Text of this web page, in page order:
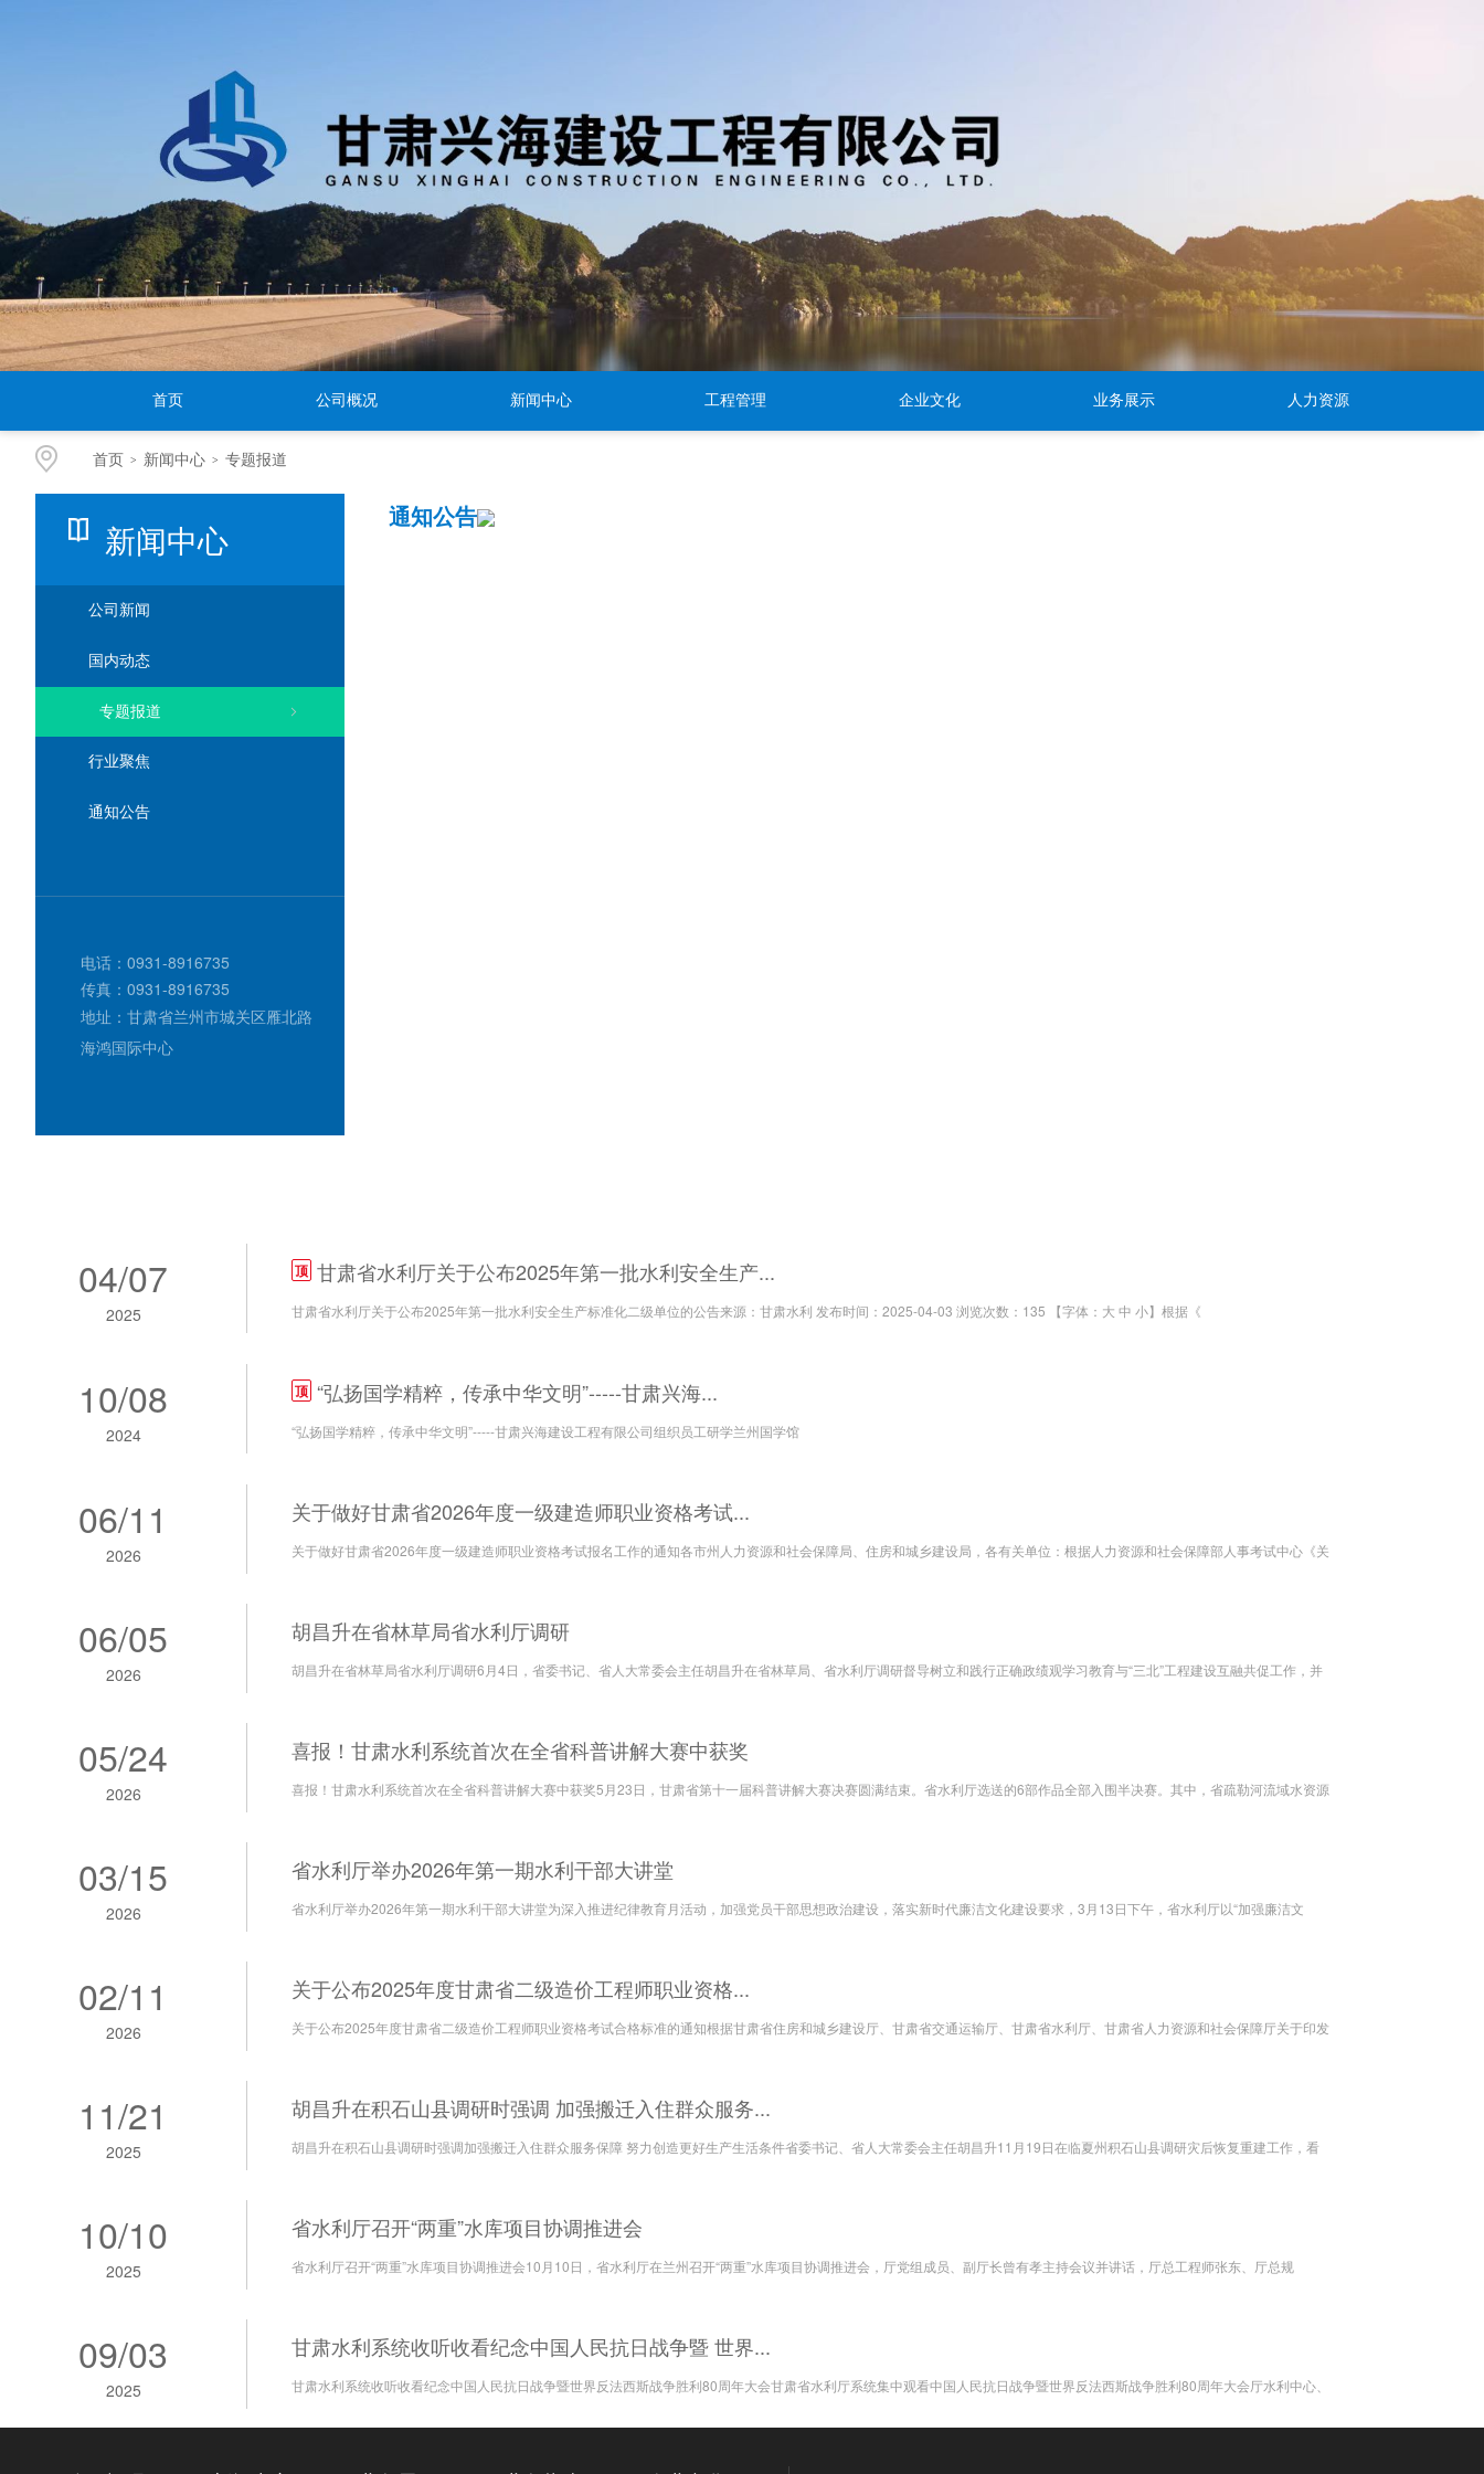
首页 公司概况 新闻中心 工程管理 企业文化 业务展示 人力资源
首页 > 新闻中心 > 专题报道
新闻中心
分类标题
公司新闻
国内动态
专题报道
行业聚焦
通知公告
电话：0931-8916735
传真：0931-8916735
地址：甘肃省兰州市城关区雁北路
海鸿国际中心
通知公告
04/07
2025
顶 甘肃省水利厅关于公布2025年第一批水利安全生产...
甘肃省水利厅关于公布2025年第一批水利安全生产标准化二级单位的公告来源：甘肃水利 发布时间：2025-04-03 浏览次数：135 【字体：大 中 小】根据《
10/08
2024
顶 “弘扬国学精粹，传承中华文明”-----甘肃兴海...
“弘扬国学精粹，传承中华文明”-----甘肃兴海建设工程有限公司组织员工研学兰州国学馆
06/11
2026
关于做好甘肃省2026年度一级建造师职业资格考试...
关于做好甘肃省2026年度一级建造师职业资格考试报名工作的通知各市州人力资源和社会保障局、住房和城乡建设局，各有关单位：根据人力资源和社会保障部人事考试中心《关
06/05
2026
胡昌升在省林草局省水利厅调研
胡昌升在省林草局省水利厅调研6月4日，省委书记、省人大常委会主任胡昌升在省林草局、省水利厅调研督导树立和践行正确政绩观学习教育与“三北”工程建设互融共促工作，并
05/24
2026
喜报！甘肃水利系统首次在全省科普讲解大赛中获奖
喜报！甘肃水利系统首次在全省科普讲解大赛中获奖5月23日，甘肃省第十一届科普讲解大赛决赛圆满结束。省水利厅选送的6部作品全部入围半决赛。其中，省疏勒河流域水资源
03/15
2026
省水利厅举办2026年第一期水利干部大讲堂
省水利厅举办2026年第一期水利干部大讲堂为深入推进纪律教育月活动，加强党员干部思想政治建设，落实新时代廉洁文化建设要求，3月13日下午，省水利厅以“加强廉洁文
02/11
2026
关于公布2025年度甘肃省二级造价工程师职业资格...
关于公布2025年度甘肃省二级造价工程师职业资格考试合格标准的通知根据甘肃省住房和城乡建设厅、甘肃省交通运输厅、甘肃省水利厅、甘肃省人力资源和社会保障厅关于印发
11/21
2025
胡昌升在积石山县调研时强调 加强搬迁入住群众服务...
胡昌升在积石山县调研时强调加强搬迁入住群众服务保障 努力创造更好生产生活条件省委书记、省人大常委会主任胡昌升11月19日在临夏州积石山县调研灾后恢复重建工作，看
10/10
2025
省水利厅召开“两重”水库项目协调推进会
省水利厅召开“两重”水库项目协调推进会10月10日，省水利厅在兰州召开“两重”水库项目协调推进会，厅党组成员、副厅长曾有孝主持会议并讲话，厅总工程师张东、厅总规
09/03
2025
甘肃水利系统收听收看纪念中国人民抗日战争暨 世界...
甘肃水利系统收听收看纪念中国人民抗日战争暨世界反法西斯战争胜利80周年大会甘肃省水利厅系统集中观看中国人民抗日战争暨世界反法西斯战争胜利80周年大会厅水利中心、